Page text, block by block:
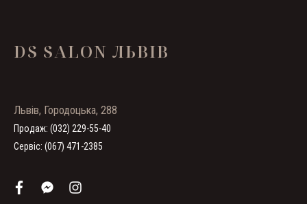
DS SALON ЛЬВІВ
Львів, Городоцька, 288
Продаж: (032) 229-55-40
Сервіс: (067) 471-2385